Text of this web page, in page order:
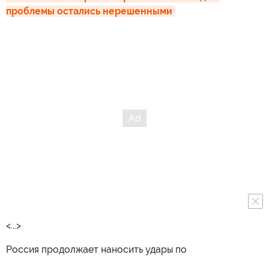
проблемы остались нерешенными
<...>
Россия продолжает наносить удары по